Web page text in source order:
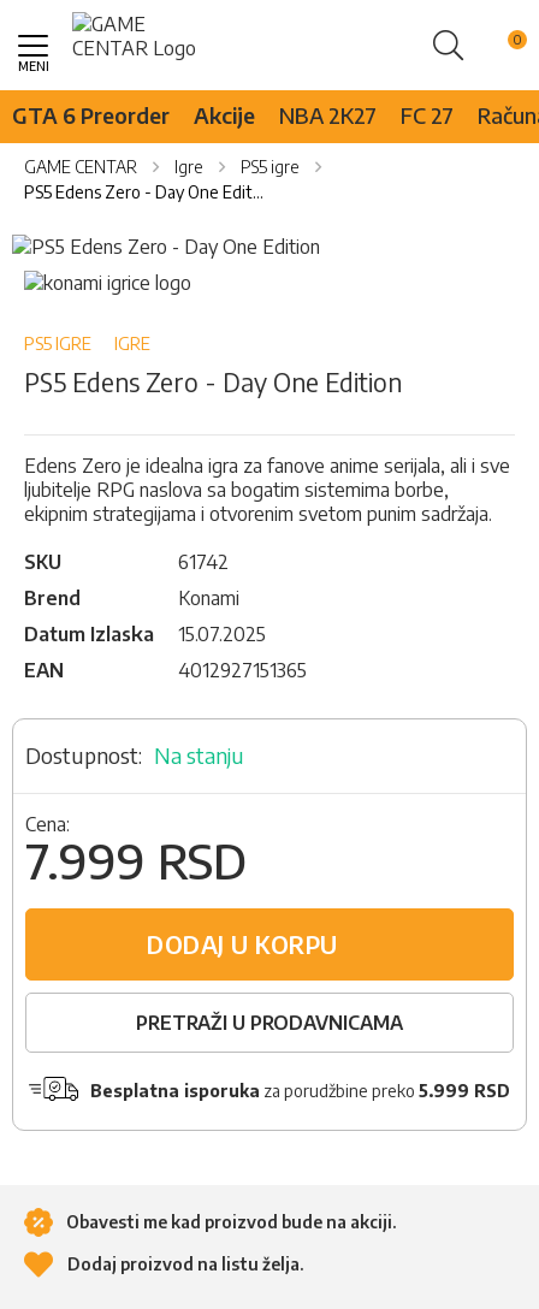
Pretraži
Skip
Content
GTA 6 Preorder Akcije NBA 2K27 FC 27
GAME CENTAR Igre
PS5 igre
PS5 Edens Zero - Day One Edition
Skip
to
the
of
images
Skip
to
beginning
the
gallery
PS5 IGRE IGRE
PS5 Edens Zero - Day One Edition
Edens Zero je idealna igra za fanove anime serijala, ali i sve
ljubitelje RPG naslova sa bogatim sistemima borbe,
ekipnim strategijama i otvorenim svetom punim sadržaja.
SKU
61742
Brend
Konami
Datum Izlaska
15.07.2025
EAN
4012927151365
Na stanju
Cena:
7.999 RSD
DODAJ U KORPU
PRETRAŽI U PRODAVNICAMA
Besplatna isporuka za porudžbine preko 5.999 RSD
Obavesti me kad proizvod bude na akciji.
Dodaj proizvod na listu želja.